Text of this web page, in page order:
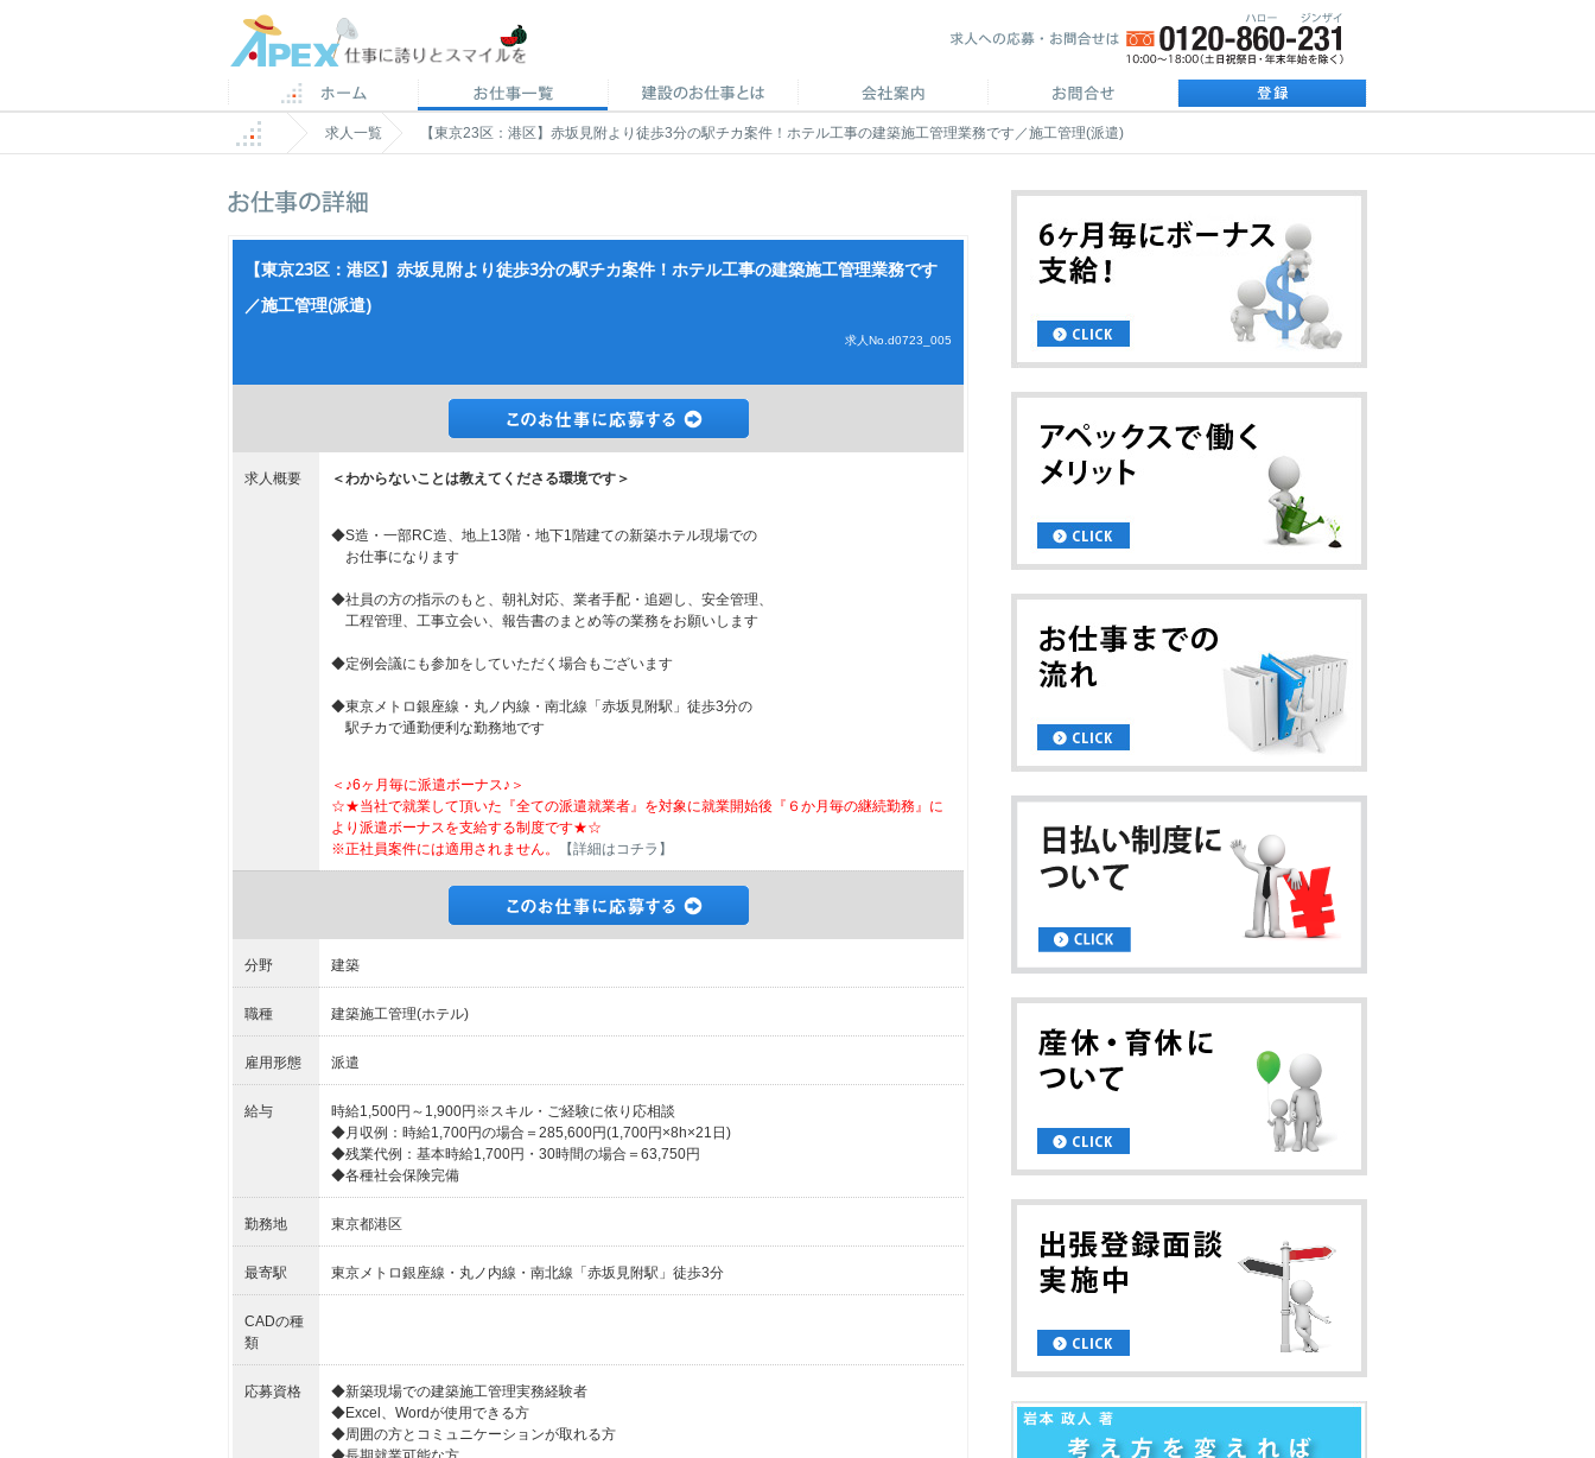
求人一覧 【東京23区：港区】赤坂見附より徒歩3分の駅チカ案件！ホテル工事の建築施工管理業務です／施工管理(派遣)
【東京23区：港区】赤坂見附より徒歩3分の駅チカ案件！ホテル工事の建築施工管理業務です
／施工管理(派遣)
求人No.d0723_005
求人概要 ＜わからないことは教えてくださる環境です＞
◆S造・一部RC造、地上13階・地下1階建ての新築ホテル現場での
お仕事になります
◆社員の方の指示のもと、朝礼対応、業者手配・追廻し、安全管理、
工程管理、工事立会い、報告書のまとめ等の業務をお願いします
◆定例会議にも参加をしていただく場合もございます
◆東京メトロ銀座線・丸ノ内線・南北線「赤坂見附駅」徒歩3分の
駅チカで通勤便利な勤務地です
＜♪6ヶ月毎に派遣ボーナス♪＞
☆★当社で就業して頂いた『全ての派遣就業者』を対象に就業開始後『６か月毎の継続勤務』に
より派遣ボーナスを支給する制度です★☆
※正社員案件には適用されません。
【詳細はコチラ】
分野 建築
職種 建築施工管理(ホテル)
雇用形態 派遣
給与
時給1,500円～1,900円※スキル・ご経験に依り応相談
◆月収例：時給1,700円の場合＝285,600円(1,700円×8h×21日)
◆残業代例：基本時給1,700円・30時間の場合＝63,750円
◆各種社会保険完備
勤務地 東京都港区
最寄駅 東京メトロ銀座線・丸ノ内線・南北線「赤坂見附駅」徒歩3分
CADの種
類
応募資格
◆新築現場での建築施工管理実務経験者
◆Excel、Wordが使用できる方
◆周囲の方とコミュニケーションが取れる方